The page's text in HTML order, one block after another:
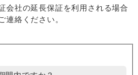
会社の延長保証を利用される場合
連絡ください。